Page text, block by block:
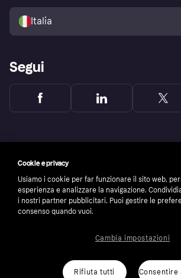
Politica di protezione
dell'acquirente Klarna
Italia
Segui
number: 556737-0431
Cookie e privacy
Usiamo i cookie per far funzionare il sito web,
esperienza e analizzare la navigazione.
i nostri partner pubblicitari. Puoi gestire le
consenso quando vuoi.
Rifiuta tutti Consentire
Cambia impostazioni